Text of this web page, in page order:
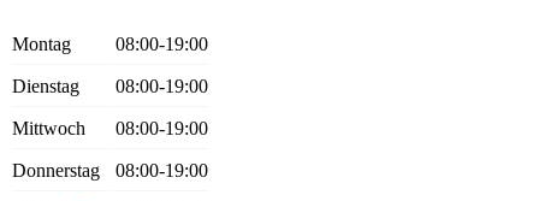
Montag 08:00-19:00
Dienstag 08:00-19:00
Mittwoch 08:00-19:00
Donnerstag 08:00-19:00